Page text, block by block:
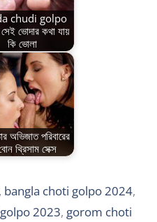
chudi golpo
ভোদার কথা যায়
কি ভোলা
অভিজাত পরিবারের
থ্রিসাম সেক্স
, bangla choti golpo 2024,
2023, gorom choti